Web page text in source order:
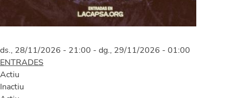
ds., 28/11/2026 - 21:00 - dg., 29/11/2026 - 01:00
ENTRADES
Actiu
Inactiu